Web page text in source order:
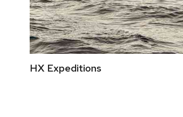
HX Expeditions